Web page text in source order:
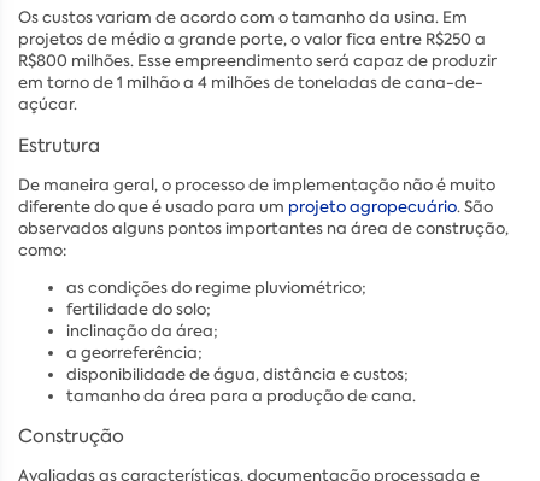
Os custos variam de acordo com o tamanho da usina. Em
projetos de médio a grande porte, o valor fica entre R$250 a
R$800 milhões. Esse empreendimento será capaz de produzir
em torno de 1 milhão a 4 milhões de toneladas de cana-de-
açúcar.
Estrutura
De maneira geral, o processo de implementação não é muito
diferente do que é usado para um projeto agropecuário. São
observados alguns pontos importantes na área de construção,
como:
as condições do regime pluviométrico;
fertilidade do solo;
inclinação da área;
a georreferência;
disponibilidade de água, distância e custos;
tamanho da área para a produção de cana.
Construção
Avaliadas as características, documentação processada e